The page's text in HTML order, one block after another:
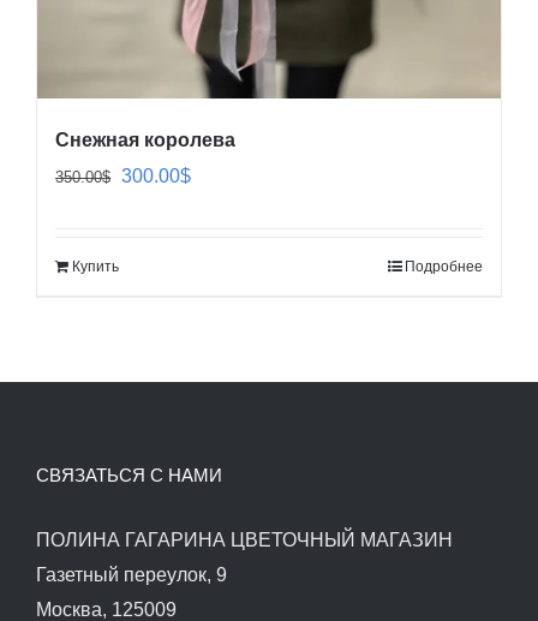
Снежная королева
350.00$ Первоначальная
300.00$Текущая
Купить Подробнее
СВЯЗАТЬСЯ С НАМИ
ПОЛИНА ГАГАРИНА ЦВЕТОЧНЫЙ МАГАЗИН
Газетный переулок, 9
Москва, 125009